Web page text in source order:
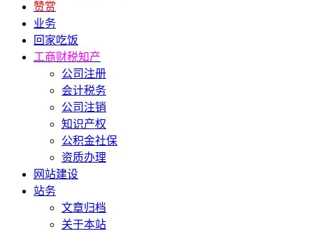
赞赏
业务
回家吃饭
工商财税知产
公司注册
会计税务
公司注销
知识产权
公积金社保
资质办理
网站建设
站务
文章归档
关于本站